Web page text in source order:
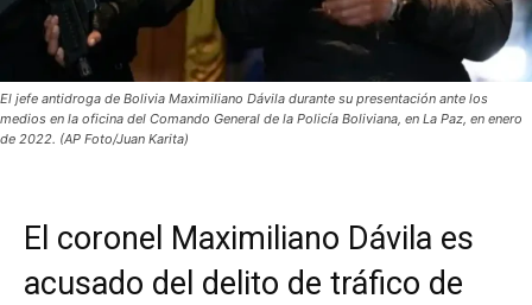
El jefe antidroga de Bolivia Maximiliano Dávila durante su presentación ante los
medios en la oficina del Comando General de la Policía Boliviana, en La Paz, en enero
de 2022. (AP Foto/Juan Karita)
El coronel Maximiliano Dávila es
acusado del delito de tráfico de